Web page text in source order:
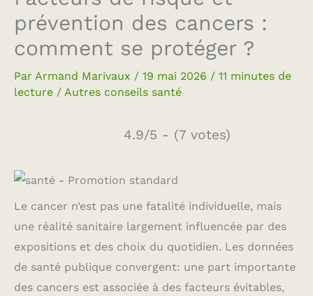
prévention des cancers :
comment se protéger ?
Par Armand Marivaux / 19 mai 2026 / 11 minutes de
lecture / Autres conseils santé
4.9/5 - (7 votes)
Le cancer n’est pas une fatalité individuelle, mais
une réalité sanitaire largement influencée par des
expositions et des choix du quotidien. Les données
de santé publique convergent: une part importante
des cancers est associée à des facteurs évitables,